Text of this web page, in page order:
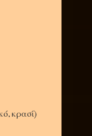
κρασί)